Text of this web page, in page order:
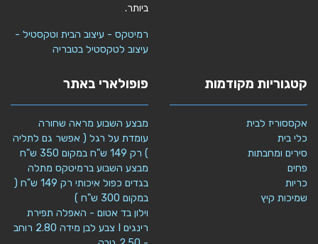
ביותר.
רמיטקס - עיצוב הבית וטקסטיל -
עיצוב לטקסטיל בטבריה
קטגוריות מקודמות
אקססוריז לבית
כלי בית
סירים ומחבתות
פחים
כריות
שמיכות קיץ
פופולארי באתר
מבצע השבוע מראה שחורה
עומדת על רגל ( אפשר גם לתליה
) רק 149 ש"ח במקום 350 ש"ח
מבצע השבוע ברמיטקס מתלה
בגדים כפול איכותי רק 149 ש"ח (
במקום 300 ש"ח )
וילון בד אטום - האפלה תפירת
רינגים I צבע לבן מידה 2.80 רוחב